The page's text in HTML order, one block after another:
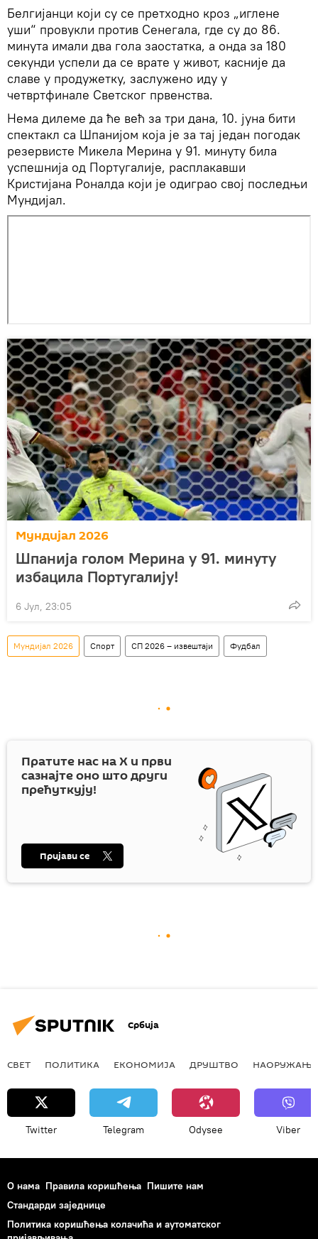
Белгијанци који су се претходно кроз „иглене
уши“ провукли против Сенегала, где су до 86.
минута имали два гола заостатка, а онда за 180
секунди успели да се врате у живот, касније да
славе у продужетку, заслужено иду у
четвртфинале Светског првенства.
Нема дилеме да ће већ за три дана, 10. јуна бити
спектакл са Шпанијом која је за тај један погодак
резервисте Микела Мерина у 91. минуту била
успешнија од Португалије, расплакавши
Кристијана Роналда који је одиграо свој последњи
Мундијал.
Мундијал 2026
Шпанија голом Мерина у 91. минуту
избацила Португалију!
6 Јул, 23:05
Мундијал 2026 Спорт СП 2026 – извештаји Фудбал
Пратите нас наX и први
сазнајте оно што други
прећуткују!
Пријави се
Србија
СВЕТ ПОЛИТИКА ЕКОНОМИЈА ДРУШТВО НАОРУЖАЊЕ
Twitter Telegram Odysee Viber
О нама Правила коришћења Пишите нам
Стандарди заједнице
Политика коришћења колачића и аутоматског